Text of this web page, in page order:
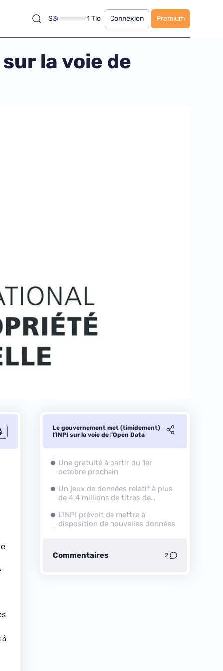
S3 1 Tio Connexion Premium
la voie de
à
Le gouvernement met (timidement)
l’INPI sur la voie de l’Open Data
Une gratuité à partir du 1er
octobre prochain
Un jeux de données relatif à plus
de 4,4 millions de titres de
L'INPI prévoit de mettre à
disposition de nouvelles données
Commentaires 2